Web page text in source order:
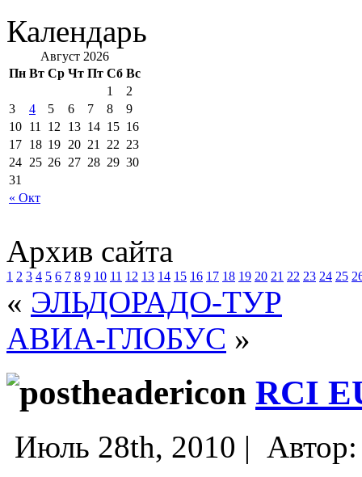
Календарь
Август 2026
Пн Вт Ср Чт Пт Сб Вс
« Окт
1
2
3
4 5 6 7 8
9
10 11 12 13 14 15 16
17 18 19 20 21 22 23
24 25 26 27 28 29 30
31
Архив сайта
1 2 3 4 5 6 7 8 9 10 11 12 13 14 15 16 17 18 19 20 21 22 23 24 25
« ЭЛЬДОРАДО-ТУР
АВИА-ГЛОБУС »
RCI
Июль 28th, 2010 |